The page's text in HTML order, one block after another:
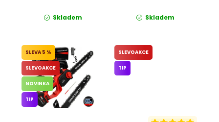
Skladem Skladem
5 %
SLEVOAKCE
NOVINKA
TIP
SLEVOAKCE
TIP